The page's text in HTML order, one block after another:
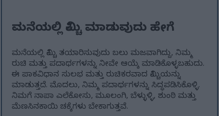
ಮನೆಯಲ್ಲಿ ಕಿಮ್ಚಿ ಮಾಡುವುದು ಹೇಗೆ
ಮನೆಯಲ್ಲಿ ಕಿಮ್ಚಿ ತಯಾರಿಸುವುದು ಬಲು ಮಜವಾಗಿದ್ದು, ನಿಮ್ಮ
ರುಚಿ ಮತ್ತು ಪದಾರ್ಥಗಳನ್ನು ನೀವೇ ಆಯ್ಕೆ ಮಾಡಿಕೊಳ್ಳಬಹುದು.
ಈ ಪಾಕವಿಧಾನ ಸುಲಭ ಮತ್ತು ರುಚಿಕರವಾದ ಕಿಮ್ಚಿಯನ್ನು
ಮಾಡುತ್ತದೆ. ಮೊದಲು, ನಿಮ್ಮ ಪದಾರ್ಥಗಳನ್ನು ಸಿದ್ಧಪಡಿಸಿಕೊಳ್ಳಿ.
ನಿಮಗೆ ನಾಪಾ ಎಲೆಕೋಸು, ಮೂಲಂಗಿ, ಬೆಳ್ಳುಳ್ಳಿ, ಶುಂಠಿ ಮತ್ತು
ಮೆಣಸಿನಕಾಯಿ ಚಕ್ಕೆಗಳು ಬೇಕಾಗುತ್ತವೆ.